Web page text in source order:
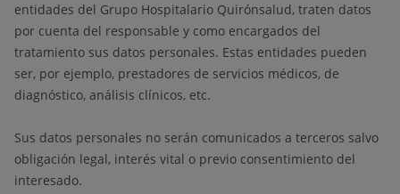
entidades del Grupo Hospitalario Quirónsalud, traten datos
por cuenta del responsable y como encargados del
tratamiento sus datos personales. Estas entidades pueden
ser, por ejemplo, prestadores de servicios médicos, de
diagnóstico, análisis clínicos, etc.
Sus datos personales no serán comunicados a terceros salvo
obligación legal, interés vital o previo consentimiento del
interesado.